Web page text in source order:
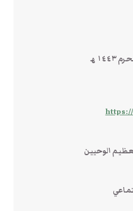
الوحيين